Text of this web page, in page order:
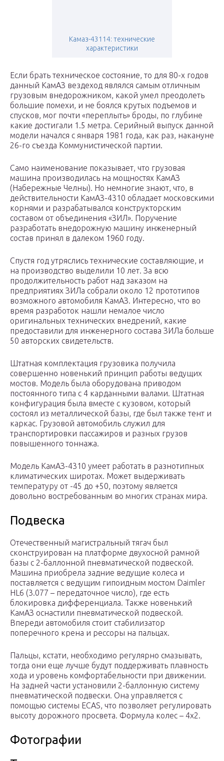
Камаз-43114: технические
характеристики
Если брать техническое состояние, то для 80-х годов
данный КамАЗ вездеход являлся самым отличным
грузовым внедорожником, какой умел преодолеть
большие помехи, и не боялся крутых подъемов и
спусков, мог почти «переплыть» броды, по глубине
какие достигали 1.5 метра. Серийный выпуск данной
модели начался с января 1981 года, как раз, накануне
26-го съезда Коммунистической партии.
Само наименование показывает, что грузовая
машина производилась на мощностях КамАЗ
(Набережные Челны). Но немногие знают, что, в
действительности КамАЗ-4310 обладает московскими
корнями и разрабатывался конструкторским
составом от объединения «ЗИЛ». Поручение
разработать внедорожную машину инженерный
состав принял в далеком 1960 году.
Спустя год утряслись технические составляющие, и
на производство выделили 10 лет. За всю
продолжительность работ над заказом на
предприятиях ЗИЛа собрали около 12 прототипов
возможного автомобиля КамАЗ. Интересно, что во
время разработок нашли немалое число
оригинальных технических внедрений, какие
предоставили для инженерного состава ЗИЛа больше
50 авторских свидетельств.
Штатная комплектация грузовика получила
совершенно новенький принцип работы ведущих
мостов. Модель была оборудована приводом
постоянного типа с 4 карданными валами. Штатная
конфигурация была вместе с кузовом, который
состоял из металлической базы, где был также тент и
каркас. Грузовой автомобиль служил для
транспортировки пассажиров и разных грузов
повышенного тоннажа.
Модель КамАЗ-4310 умеет работать в разнотипных
климатических широтах. Может выдерживать
температуру от -45 до +50, поэтому является
довольно востребованным во многих странах мира.
Подвеска
Отечественный магистральный тягач был
сконструирован на платформе двухосной рамной
базы с 2-баллонной пневматической подвеской.
Машина приобрела задние ведущие колеса и
поставляется с ведущим гипоидным мостом Daimler
HL6 (3.077 – передаточное число), где есть
блокировка дифференциала. Также новенький
КамАЗ оснастили пневматической подвеской.
Впереди автомобиля стоит стабилизатор
поперечного крена и рессоры на пальцах.
Пальцы, кстати, необходимо регулярно смазывать,
тогда они еще лучше будут поддерживать плавность
хода и уровень комфортабельности при движении.
На задней части установили 2-баллонную систему
пневматической подвески. Она управляется с
помощью системы ECAS, что позволяет регулировать
высоту дорожного просвета. Формула колес – 4х2.
Фотографии